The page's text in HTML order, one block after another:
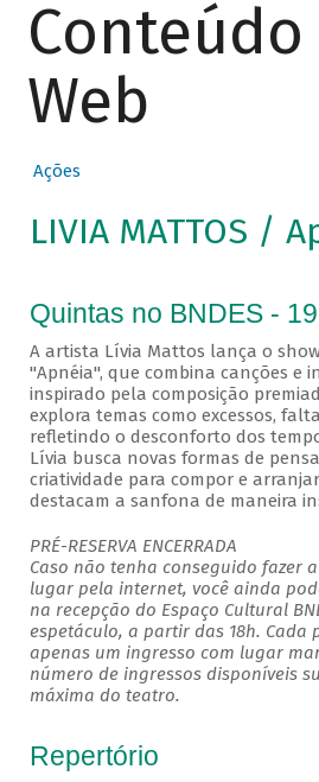
Web
Ações
LIVIA MATTOS /
Quintas no BNDES -
A artista Lívia Mattos lança o
"Apnéia", que combina canções e
inspirado pela composição
explora temas como excessos,
refletindo o desconforto dos
Lívia busca novas formas de
criatividade para compor e
destacam a sanfona de maneira
PRÉ-RESERVA ENCERRADA
Caso não tenha conseguido fazer
lugar pela internet, você ainda
na recepção do Espaço Cultural
espetáculo, a partir das 18h. Cada
apenas um ingresso com lugar
número de ingressos disponíveis
máxima do teatro.
Repertório